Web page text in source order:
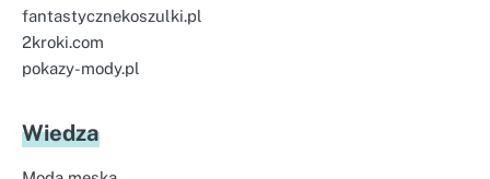
fantastycznekoszulki.pl
2kroki.com
pokazy-mody.pl
Wiedza